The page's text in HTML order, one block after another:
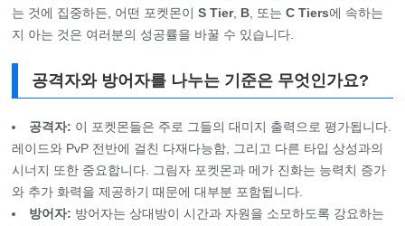
는 것에 집중하든, 어떤 포켓몬이S Tier, B, 또는C Tiers에 속하는
지 아는 것은 여러분의 성공률을 바꿀 수 있습니다.
공격자와 방어자를 나누는 기준은 무엇인가요?
공격자: 이 포켓몬들은 주로 그들의 대미지 출력으로 평가됩니다.
레이드와 PvP 전반에 걸친 다재다능함, 그리고 다른 타입 상성과의
시너지 또한 중요합니다. 그림자 포켓몬과 메가 진화는 능력치 증가
와 추가 화력을 제공하기 때문에 대부분 포함됩니다.
방어자: 방어자는 상대방이 시간과 자원을 소모하도록 강요하는